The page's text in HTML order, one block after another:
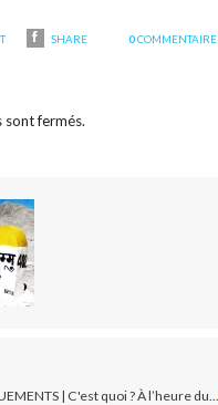
SHARE 0 COMMENTAIRE
sont fermés.
| C'est quoi ? À l’heure du...